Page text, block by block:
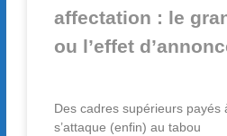
affectation : le
ou l’effet
Des cadres supérieurs payés
s’attaque (enfin) au tabou